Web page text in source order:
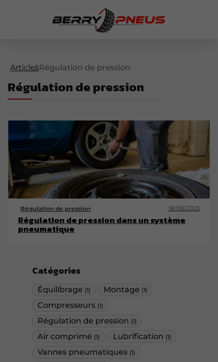
Catégories
Équilibrage (1) Montage (1)
Compresseurs (1)
Régulation de pression (1)
Air comprimé (1) Lubrification (1)
Vannes pneumatiques (1)
ArticlesRégulation de pression
Régulation de pression
Régulation de pression 18/08/2025
Régulation de pression dans un système
pneumatique